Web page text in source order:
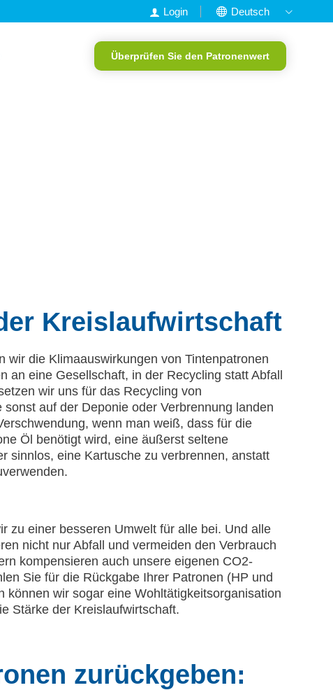
Login
Deutsch
English
Überprüfen Sie den Patronenwert
Kreislaufwirtschaft
wir die Klimaauswirkungen von Tintenpatronen
an eine Gesellschaft, in der Recycling statt Abfall
wir uns für das Recycling von
sonst auf der Deponie oder Verbrennung landen
wenn man weiß, dass für die
Öl benötigt wird, eine äußerst seltene
sinnlos, eine Kartusche zu verbrennen, anstatt
zu einer besseren Umwelt für alle bei. Und alle
nicht nur Abfall und vermeiden den Verbrauch
kompensieren auch unsere eigenen CO2-
Sie für die Rückgabe Ihrer Patronen (HP und
können wir sogar eine Wohltätigkeitsorganisation
Stärke der Kreislaufwirtschaft.
zurückgeben: